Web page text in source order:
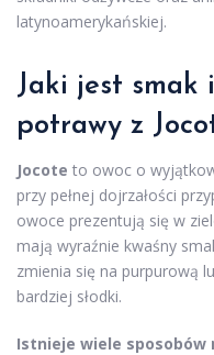
latynoamerykańskiej.
Jaki jest smak
potrawy z
Jocote to owoc o
przy pełnej dojrzałości
owoce prezentują się w
mają wyraźnie kwaśny
zmienia się na purpurową
bardziej słodki.
Istnieje wiele